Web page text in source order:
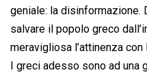
b
o
o
k
s
A
p
p
e
d
I
n
a
d
s
geniale: la disinformazione.
salvare il popolo greco
meravigliosa l’attinenza
I greci adesso sono ad una